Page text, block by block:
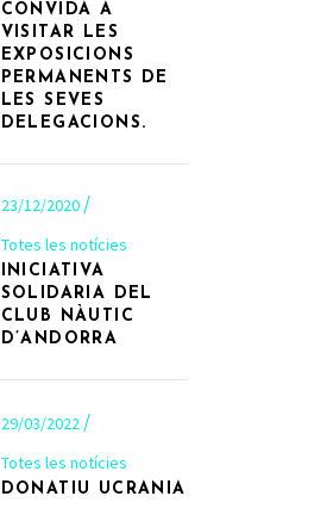
CONVIDA A
VISITAR LES
EXPOSICIONS
PERMANENTS DE
LES SEVES
DELEGACIONS.
23/12/2020
Totes les notícies
INICIATIVA
SOLIDARIA DEL
CLUB NÀUTIC
D’ANDORRA
29/03/2022
Totes les notícies
DONATIU UCRANIA